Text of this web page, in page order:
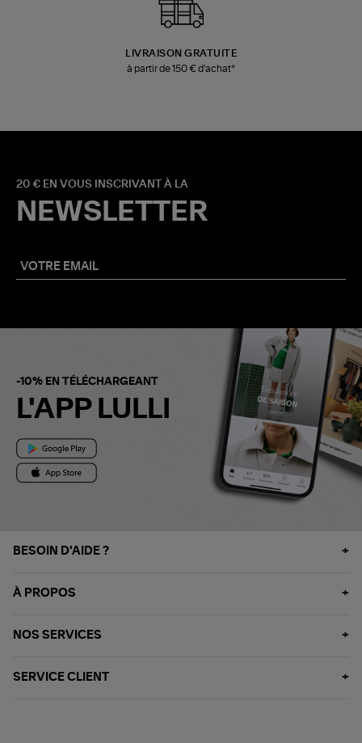
LIVRAISON GRATUITE
à partir de 150 € d'achat*
20 € EN VOUS INSCRIVANT À LA
NEWSLETTER
-10% EN TÉLÉCHARGEANT
L'APP LULLI
BESOIN D'AIDE ?
À PROPOS
NOS SERVICES
SERVICE CLIENT